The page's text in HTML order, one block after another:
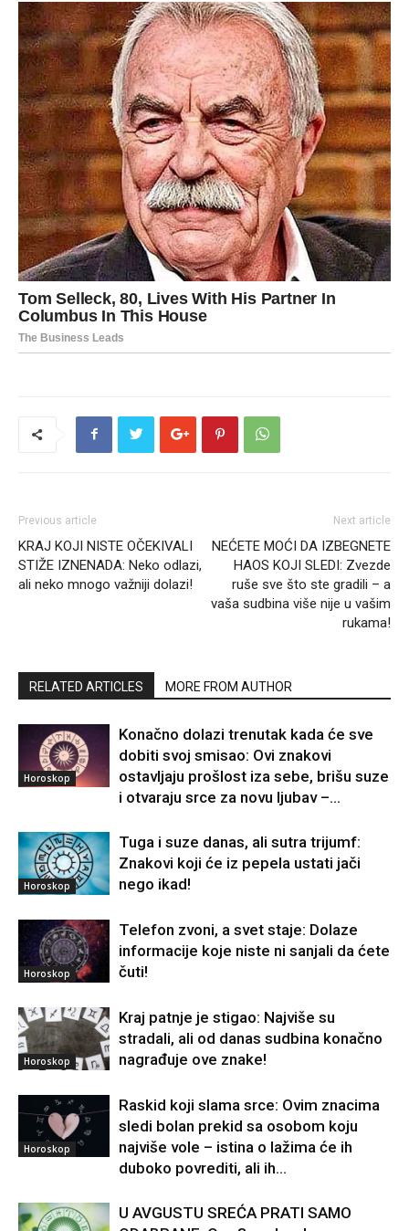
Previous article
KRAJ KOJI NISTE OČEKIVALI
STIŽE IZNENADA: Neko odlazi,
ali neko mnogo važniji dolazi!
Next article
NEĆETE MOĆI DA IZBEGNETE
HAOS KOJI SLEDI: Zvezde
ruše sve što ste gradili – a
vaša sudbina više nije u vašim
rukama!
RELATED ARTICLES MORE FROM AUTHOR
Horoskop
Konačno dolazi trenutak kada će sve
dobiti svoj smisao: Ovi znakovi
ostavljaju prošlost iza sebe, brišu suze
i otvaraju srce za novu ljubav –...
Horoskop
Tuga i suze danas, ali sutra trijumf:
Znakovi koji će iz pepela ustati jači
nego ikad!
Horoskop
Telefon zvoni, a svet staje: Dolaze
informacije koje niste ni sanjali da ćete
čuti!
Horoskop
Kraj patnje je stigao: Najviše su
stradali, ali od danas sudbina konačno
nagrađuje ove znake!
Horoskop
Raskid koji slama srce: Ovim znacima
sledi bolan prekid sa osobom koju
najviše vole – istina o lažima će ih
duboko povrediti, ali ih...
U AVGUSTU SREĆA PRATI SAMO